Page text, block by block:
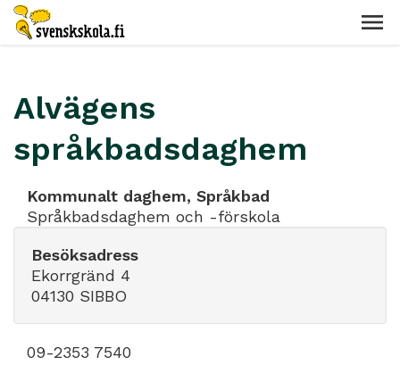
Alvägens
språkbadsdaghem
Kommunalt daghem, Språkbad
Språkbadsdaghem och -förskola
Besöksadress
Ekorrgränd 4
04130 SIBBO
09-2353 7540